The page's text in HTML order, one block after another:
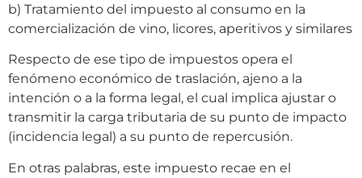
b) Tratamiento del impuesto al consumo en la
comercialización de vino, licores, aperitivos y similares
Respecto de ese tipo de impuestos opera el
fenómeno económico de traslación, ajeno a la
intención o a la forma legal, el cual implica ajustar o
transmitir la carga tributaria de su punto de impacto
(incidencia legal) a su punto de repercusión.
En otras palabras, este impuesto recae en el